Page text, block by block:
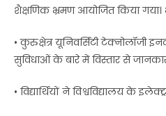
शैक्षणिक भ्रमण आयोजित किया गया।
• कुरुक्षेत्र यूनिवर्सिटी टेक्नोलॉजी
सुविधाओं के बारे में विस्तार से
• विद्यार्थियों ने विश्वविद्यालय के